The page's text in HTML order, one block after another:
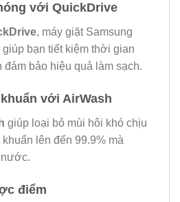
với QuickDrive
, máy giặt Samsung
bạn tiết kiệm thời gian
đảm bảo hiệu quả làm sạch.
với AirWash
giúp loại bỏ mùi hôi khó chịu
lên đến 99.9% mà
điểm